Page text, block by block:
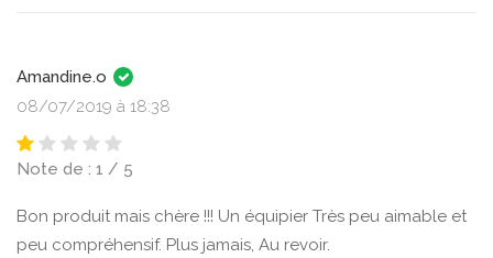
Amandine.o
08/07/2019 à 18:38
Note de : 1 / 5
Bon produit mais chère !!! Un équipier Très peu aimable et
peu compréhensif. Plus jamais, Au revoir.